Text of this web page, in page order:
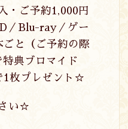
・ご予約1,000円
／Blu-ray／ゲー
ごと（ご予約の際
典ブロマイド
1枚プレゼント☆
い☆